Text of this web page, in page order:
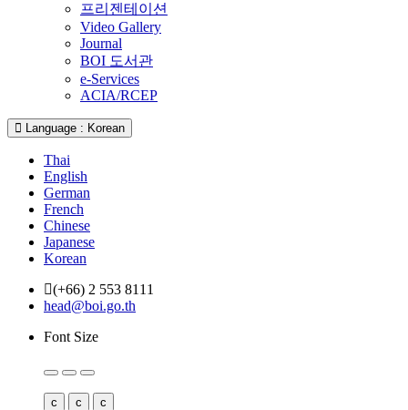
프리젠테이션
Video Gallery
Journal
BOI 도서관
e-Services
ACIA/RCEP
Language : Korean
Thai
English
German
French
Chinese
Japanese
Korean
(+66) 2 553 8111
head@boi.go.th
Font Size
c c c